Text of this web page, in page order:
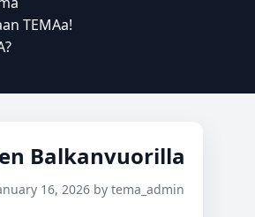
TEMAa!
Balkanvuorilla
16, 2026 by tema_admin